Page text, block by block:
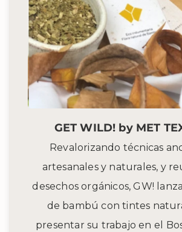
GET WILD! by MET
Revalorizando técnicas
artesanales y naturales, y
desechos orgánicos, GW!
de bambú con tintes
presentar su trabajo en el